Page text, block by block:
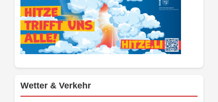
Wetter & Verkehr